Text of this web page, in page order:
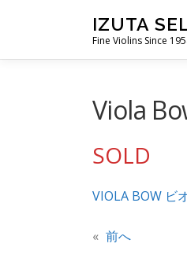
IZUTA
Fine Violins Since
Viola
SOLD
VIOLA BOW ビ
« 前へ